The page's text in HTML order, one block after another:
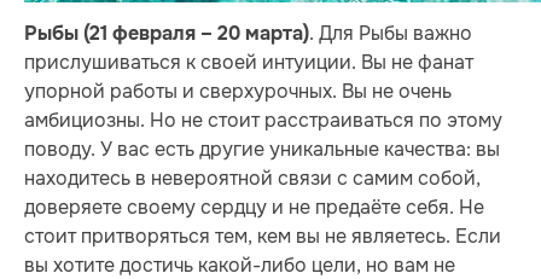
Рыбы (21 февраля – 20 марта). Для Рыбы важно
прислушиваться к своей интуиции. Вы не фанат
упорной работы и сверхурочных. Вы не очень
амбициозны. Но не стоит расстраиваться по этому
поводу. У вас есть другие уникальные качества: вы
находитесь в невероятной связи с самим собой,
доверяете своему сердцу и не предаёте себя. Не
стоит притворяться тем, кем вы не являетесь. Если
вы хотите достичь какой-либо цели, но вам не